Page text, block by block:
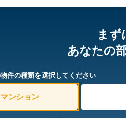
まず
あなたの
物件の種類を選択してください
マンション